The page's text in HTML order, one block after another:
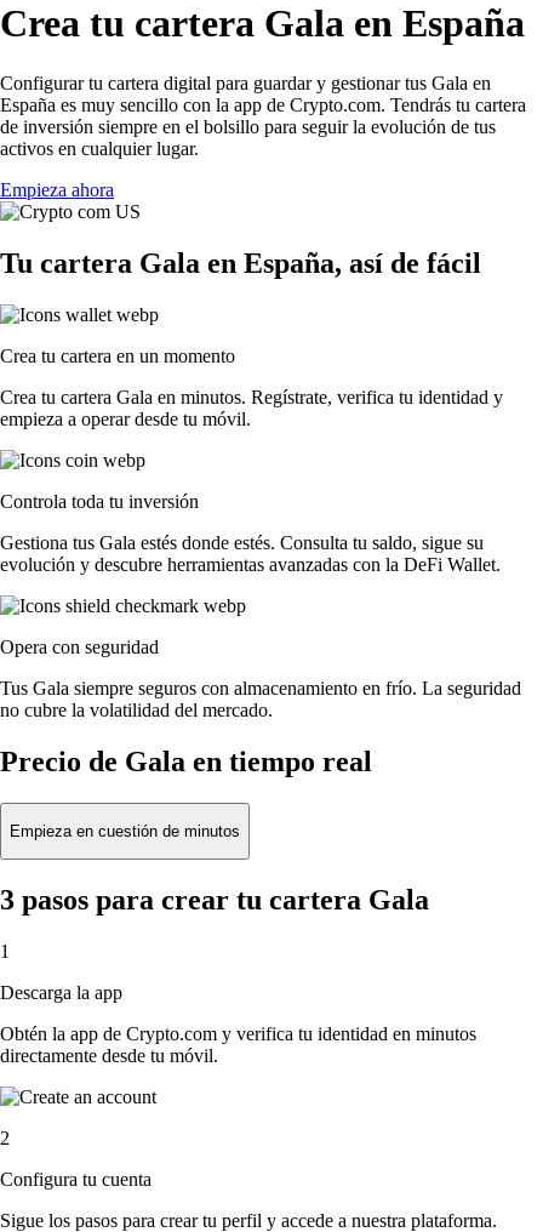
Crea tu cartera Gala en España
Configurar tu cartera digital para guardar y gestionar tus Gala en
España es muy sencillo con la app de Crypto.com. Tendrás tu cartera
de inversión siempre en el bolsillo para seguir la evolución de tus
activos en cualquier lugar.
Empieza ahora
Tu cartera Gala en España, así de fácil
Crea tu cartera en un momento
Crea tu cartera Gala en minutos. Regístrate, verifica tu identidad y
empieza a operar desde tu móvil.
Controla toda tu inversión
Gestiona tus Gala estés donde estés. Consulta tu saldo, sigue su
evolución y descubre herramientas avanzadas con la DeFi Wallet.
Opera con seguridad
Tus Gala siempre seguros con almacenamiento en frío. La seguridad
no cubre la volatilidad del mercado.
Precio de Gala en tiempo real
Empieza en cuestión de minutos
3 pasos para crear tu cartera Gala
1
Descarga la app
Obtén la app de Crypto.com y verifica tu identidad en minutos
directamente desde tu móvil.
2
Configura tu cuenta
Sigue los pasos para crear tu perfil y accede a nuestra plataforma.